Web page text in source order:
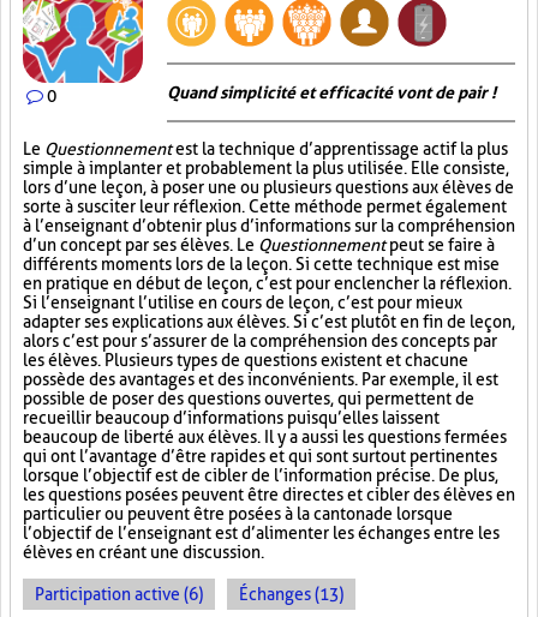
0 Quand simplicité et efficacité vont de pair !
Le Questionnementest la technique d’apprentissage actif la plus
simple à implanter et probablement la plus utilisée. Elle consiste,
lors d’une leçon, à poser une ou plusieurs questions aux élèves de
sorte à susciter leur réflexion. Cette méthode permet également
à l’enseignant d’obtenir plus d’informations sur la compréhension
d’un concept par ses élèves. Le Questionnementpeut se faire à
différents moments lors de la leçon. Si cette technique est mise
en pratique en début de leçon, c’est pour enclencher la réflexion.
Si l’enseignant l’utilise en cours de leçon, c’est pour mieux
adapter ses explications aux élèves. Si c’est plutôt en fin de leçon,
alors c’est pour s’assurer de la compréhension des concepts par
les élèves. Plusieurs types de questions existent et chacune
possède des avantages et des inconvénients. Par exemple, il est
possible de poser des questions ouvertes, qui permettent de
recueillir beaucoup d’informations puisqu’elles laissent
beaucoup de liberté aux élèves. Il y a aussi les questions fermées
qui ont l’avantage d’être rapides et qui sont surtout pertinentes
lorsque l’objectif est de cibler de l’information précise. De plus,
les questions posées peuvent être directes et cibler des élèves en
particulier ou peuvent être posées à la cantonade lorsque
l’objectif de l’enseignant est d’alimenter les échanges entre les
élèves en créant une discussion.
Participation active (6) Échanges (13)